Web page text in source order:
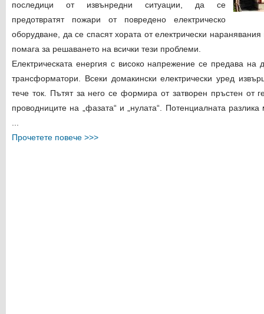
последици от извънредни ситуации, да се
предотвратят пожари от повредено електрическо
оборудване, да се спасят хората от електрически
помага за решаването на всички тези проблеми.
Електрическата енергия с високо напрежение се предава
трансформатори. Всеки домакински електрически уред
тече ток. Пътят за него се формира от затворен пръстен от
проводниците на „фазата“ и „нулата“. Потенциалната
Прочетете повече >>>